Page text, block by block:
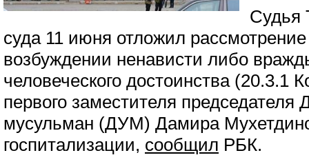
Судья
суда 11 июня отложил рассмотрение
возбуждении ненависти либо
человеческого достоинства (20.3.1
первого заместителя председателя
мусульман (ДУМ) Дамира
госпитализации, сообщил РБК.